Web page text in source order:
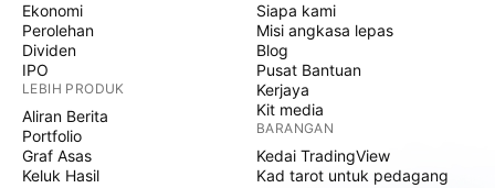
Ekonomi
Perolehan
Dividen
IPO
LEBIH PRODUK
Aliran Berita
Portfolio
Graf Asas
Keluk Hasil
Siapa kami
Misi angkasa lepas
Blog
Pusat Bantuan
Kerjaya
Kit media
BARANGAN
Kedai TradingView
Kad tarot untuk pedagang